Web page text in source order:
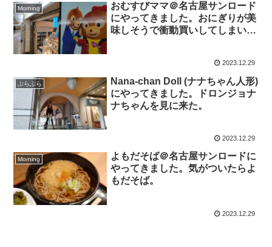
Morning
おむすびママ＠名古屋サンロード
にやってきました。おにぎりが美
味しそうで衝動買いしてしまいま
2023.12.29
ぶらぶら
Nana-chan Doll (ナナちゃん人形)
にやってきました。ドロンジョナ
ナちゃんを見に来た。
2023.12.29
Morning
よもだそば＠名古屋サンロードに
やってきました。気がついたらよ
もだそば。
2023.12.29